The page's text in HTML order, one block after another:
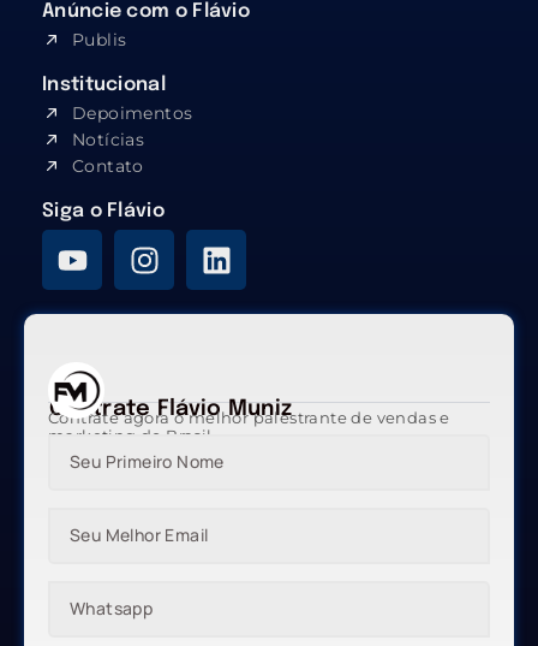
Anúncie com o Flávio
Publis
Institucional
Depoimentos
Notícias
Contato
Siga o Flávio
Contrate Flávio Muniz
Contrate agora o melhor palestrante de vendas e
marketing do Brasil